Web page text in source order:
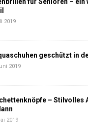
2019
geschützt in
2019
– Stilvolles
2019